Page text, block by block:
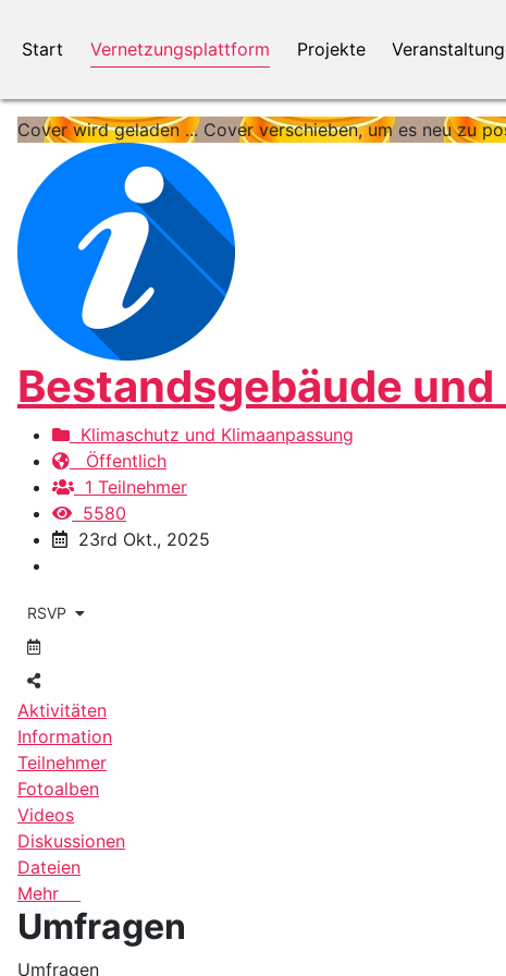
Start Vernetzungsplattform Projekte
Cover wird geladen ... Cover verschieben, um es neu zu
Bestandsgebäude
Klimaschutz und Klimaanpassung
Öffentlich
1 Teilnehmer
5580
23rd Okt., 2025
RSVP
Aktivitäten
Information
Teilnehmer
Fotoalben
Videos
Diskussionen
Dateien
Mehr
Umfragen
Umfragen